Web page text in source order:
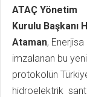
ATAÇ Yönetim
Kurulu Başkanı
Ataman, Enerjisa
imzalanan bu yeni
protokolün
hidroelektrik